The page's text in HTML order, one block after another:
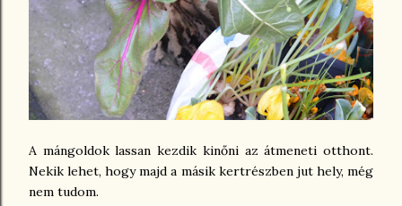
A mángoldok lassan kezdik kinőni az átmeneti otthont.
Nekik lehet, hogy majd a másik kertrészben jut hely, még
nem tudom.